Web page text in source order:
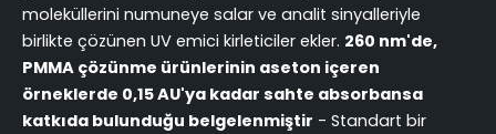
moleküllerini numuneye salar ve analit sinyalleriyle
birlikte çözünen UV emici kirleticiler ekler. 260 nm'de,
PMMA çözünme ürünlerinin aseton içeren
örneklerde 0,15 AU'ya kadar sahte absorbansa
katkıda bulunduğu belgelenmiştir - Standart bir